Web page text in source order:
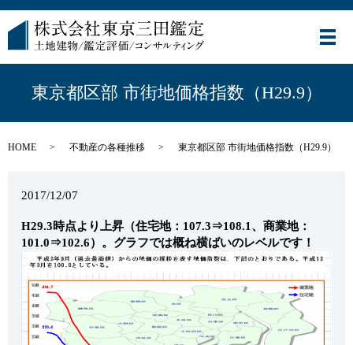
メ
東京都区部 市街地価格指数（H29.9）
HOME 不動産の各種推移 東京都区部 市街地価格指数（H29.9）
2017/12/07
H29.3時点より上昇（住宅地：107.3⇒108.1、商業地：
101.0⇒102.6）。グラフでは概ね横ばいのレベルです！